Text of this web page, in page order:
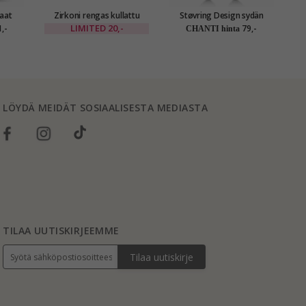
Zirkoni rengas kullattu
messinki - Eliné
LIMITED 20,-
Støvring Design sydän
korut setti rodinoitua
CHANTI hinta 79,-
LÖYDÄ MEIDÄT SOSIAALISESTA MEDIASTA
TILAA UUTISKIRJEEMME
Tilaa uutiskirje